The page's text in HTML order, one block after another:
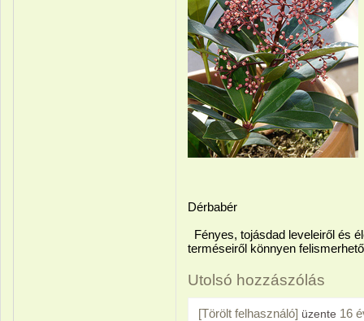
Dérbabér
Fényes, tojásdad leveleiről és
terméseiről könnyen
Utolsó hozzászólás
[Törölt felhasználó] üzente 16